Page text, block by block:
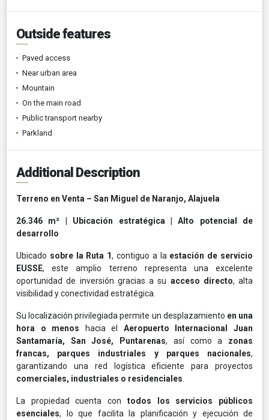
Outside features
Paved access
Near urban area
Mountain
On the main road
Public transport nearby
Parkland
Additional Description
Terreno en Venta – San Miguel de Naranjo, Alajuela
26.346 m² | Ubicación estratégica | Alto potencial de
desarrollo
Ubicado sobre la Ruta 1, contiguo a la estación de servicio
EUSSE, este amplio terreno representa una excelente
oportunidad de inversión gracias a su acceso directo, alta
visibilidad y conectividad estratégica.
Su localización privilegiada permite un desplazamiento en una
hora o menos hacia el Aeropuerto Internacional Juan
Santamaría, San José, Puntarenas, así como a zonas
francas, parques industriales y parques nacionales,
garantizando una red logística eficiente para proyectos
comerciales, industriales o residenciales
La propiedad cuenta con todos los servicios públicos
esenciales, lo que facilita la planificación y ejecución de